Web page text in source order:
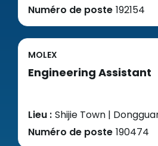
Numéro de poste 192154
MOLEX
Engineering Assistant
Lieu : Shijie Town |
Numéro de poste 190474